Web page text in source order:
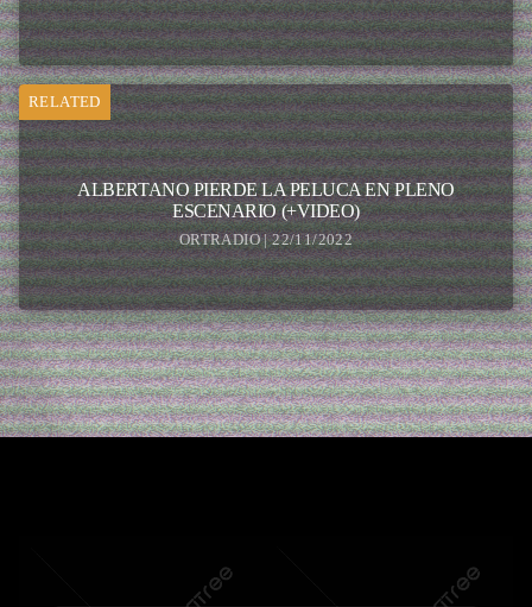
RELATED
ALBERTANO PIERDE LA PELUCA EN PLENO
ESCENARIO (+VIDEO)
ORTRADIO | 22/11/2022